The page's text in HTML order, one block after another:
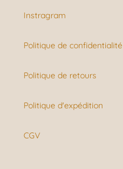
Instragram
Politique de confidentialité
Politique de retours
Politique d'expédition
CGV